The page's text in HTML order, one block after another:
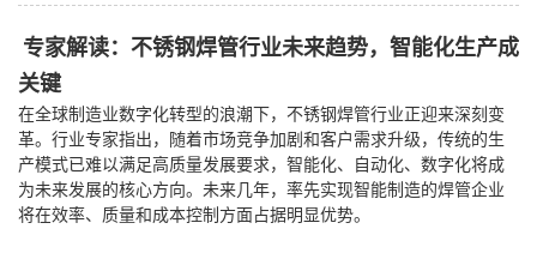
专家解读：不锈钢焊管行业未来趋势，智能化生产成
关键
在全球制造业数字化转型的浪潮下，不锈钢焊管行业正迎来深刻变
革。行业专家指出，随着市场竞争加剧和客户需求升级，传统的生
产模式已难以满足高质量发展要求，智能化、自动化、数字化将成
为未来发展的核心方向。未来几年，率先实现智能制造的焊管企业
将在效率、质量和成本控制方面占据明显优势。